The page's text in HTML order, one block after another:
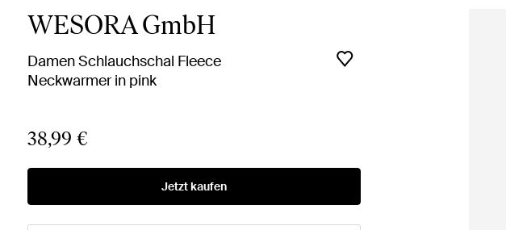
WESORA GmbH
Damen Schlauchschal Fleece
Neckwarmer in pink
38,99 €
Jetzt kaufen